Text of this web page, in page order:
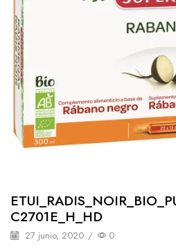
C2701E_H_HD
27 junio, 2020 / 0